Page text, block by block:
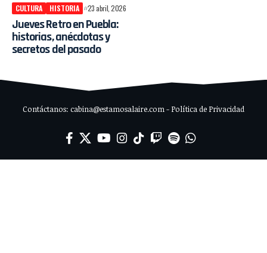
CULTURA HISTORIA 23 abril, 2026
Jueves Retro en Puebla:
historias, anécdotas y
secretos del pasado
Contáctanos: cabina@estamosalaire.com - Política de Privacidad